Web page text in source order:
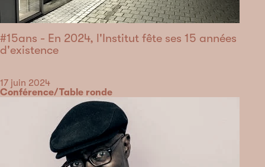
#15ans - En 2024, l'Institut fête ses 15 années
d'existence
Date
17 juin 2024
Catégorie
Conférence/Table ronde